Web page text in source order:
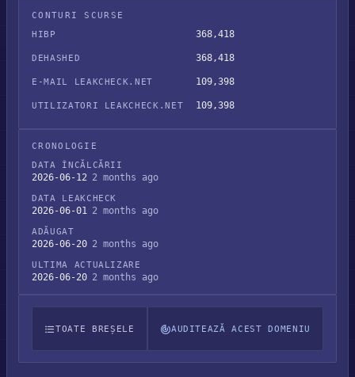
CONTURI SCURSE
HIBP
368,418
DEHASHED 368,418
E-MAIL LEAKCHECK.NET 109,398
UTILIZATORI LEAKCHECK.NET 109,398
CRONOLOGIE
DATA ÎNCĂLCĂRII
2026-06-12 2 months ago
DATA LEAKCHECK
2026-06-01 2 months ago
ADĂUGAT
2026-06-20 2 months ago
ULTIMA ACTUALIZARE
2026-06-20 2 months ago
TOATE BREȘELE AUDITEAZĂ ACEST DOMENIU